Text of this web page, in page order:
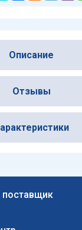
Описание
Отзывы